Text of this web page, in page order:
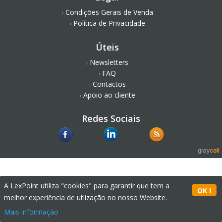
Condições Gerais de Venda
Política de Privacidade
Úteis
Newsletters
FAQ
Contactos
Apoio ao cliente
Redes Sociais
A LexPoint utiliza "cookies" para garantir que tem a
melhor experiência de utlização no nosso Website.
Mais informação